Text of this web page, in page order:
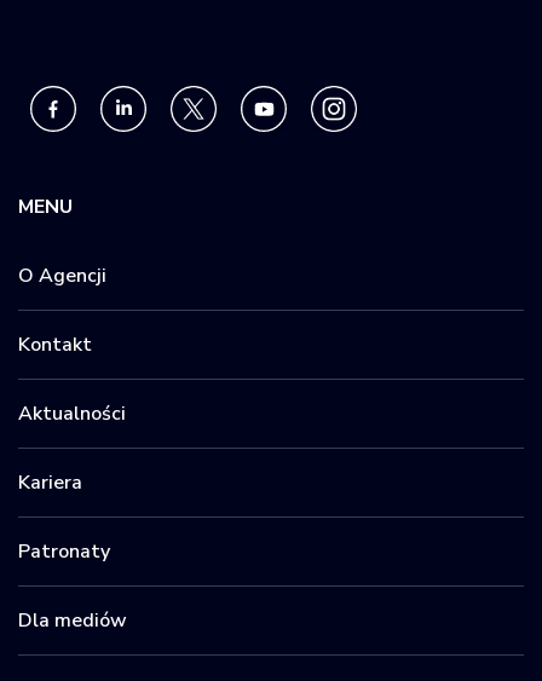
MENU
O Agencji
Kontakt
Aktualności
Kariera
Patronaty
Dla mediów